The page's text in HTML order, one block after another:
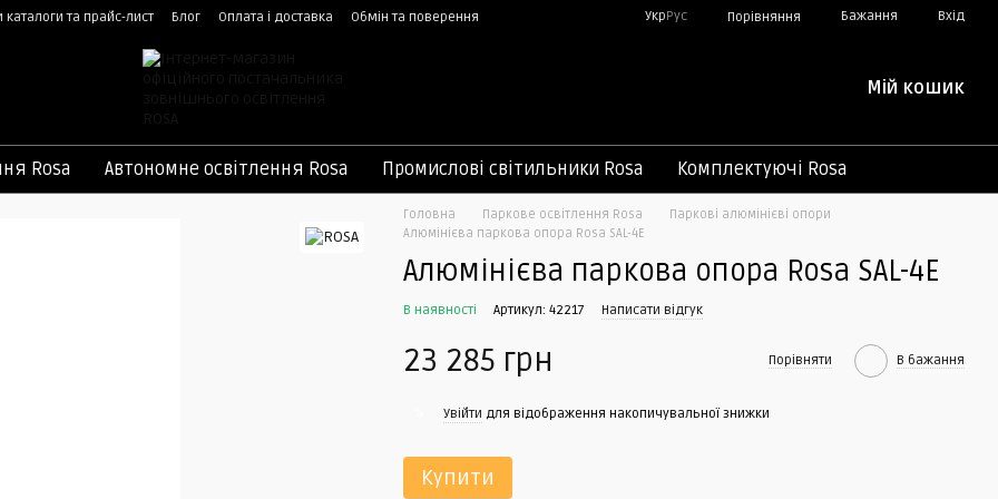
каталоги та прайс-лист Блог Оплата і доставка
Обмін та поверення
УкрРус Порівняння Бажання Вхід
Мій кошик
Rosa Автономне освітлення Rosa Промислові світильники Rosa Комплектуючі Rosa
Головна Паркове освітлення Rosa
Паркові алюмінієві опори
Алюмінієва паркова опора Rosa SAL-4E
Алюмінієва паркова опора Rosa SAL-4E
В наявності Артикул: 42217 Написати відгук
23 285 грн Порівняти В бажання
Увійти для відображення накопичувальної знижки
Купити